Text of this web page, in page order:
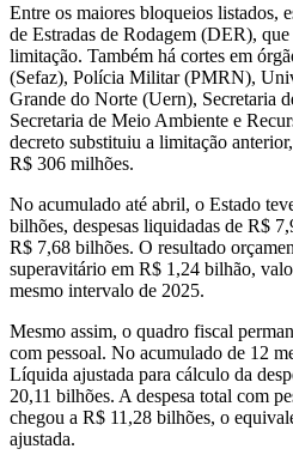
Entre os maiores bloqueios listados,
de Estradas de Rodagem (DER),
limitação. Também há cortes em
(Sefaz), Polícia Militar (PMRN),
Grande do Norte (Uern), Secretaria
Secretaria de Meio Ambiente e
decreto substituiu a limitação
R$ 306 milhões.
No acumulado até abril, o Estado
bilhões, despesas liquidadas de R$
R$ 7,68 bilhões. O resultado
superavitário em R$ 1,24 bilhão,
mesmo intervalo de 2025.
Mesmo assim, o quadro fiscal
com pessoal. No acumulado de 12
Líquida ajustada para cálculo da
20,11 bilhões. A despesa total com
chegou a R$ 11,28 bilhões, o
ajustada.